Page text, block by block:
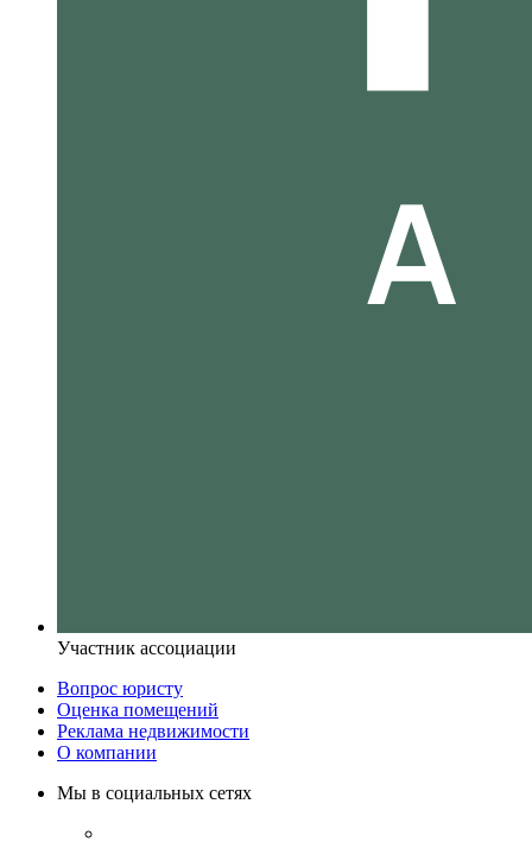
Участник ассоциации
Вопрос юристу
Оценка помещений
Реклама недвижимости
О компании
Мы в социальных сетях